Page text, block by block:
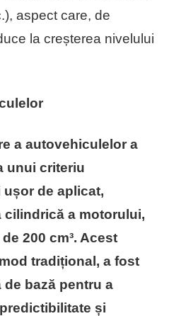
aspect care, de
la creșterea nivelului
a autovehiculelor a
unui criteriu
de aplicat,
cilindrică a motorului,
200 cm³. Acest
tradițional, a fost
bază pentru a
și